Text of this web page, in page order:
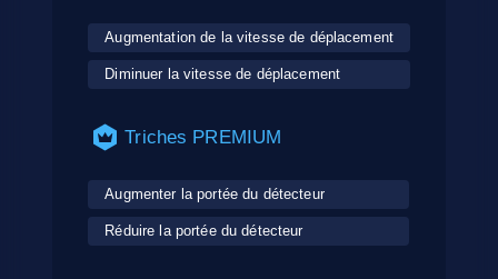
Augmentation de la vitesse de déplacement
Diminuer la vitesse de déplacement
Triches PREMIUM
Augmenter la portée du détecteur
Réduire la portée du détecteur